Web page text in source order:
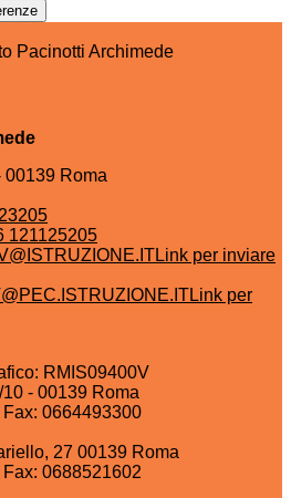
Pacinotti Archimede
00139 Roma
121125205
Link per inviare
Link per
RMIS09400V
- 00139 Roma
0664493300
27 00139 Roma
0688521602